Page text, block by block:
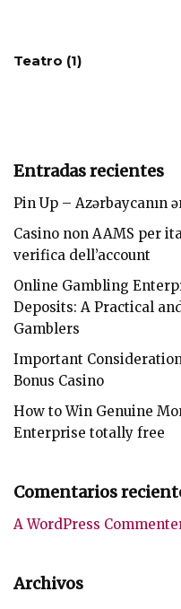
Teatro (1)
Entradas recientes
Pin Up – Azərbaycanın
Casino non AAMS per
verifica dell’account
Online Gambling
Deposits: A Practical
Gamblers
Important
Bonus Casino
How to Win Genuine
Enterprise totally free
Comentarios
A WordPress
Archivos